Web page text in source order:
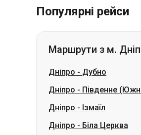
Дніпро - Дубно
Дніпро-Ізмаїл
Дніпро-Біла Церква
Дніпро-Трускавець
Дніпро-Шептицький
Дніпро-Стрий